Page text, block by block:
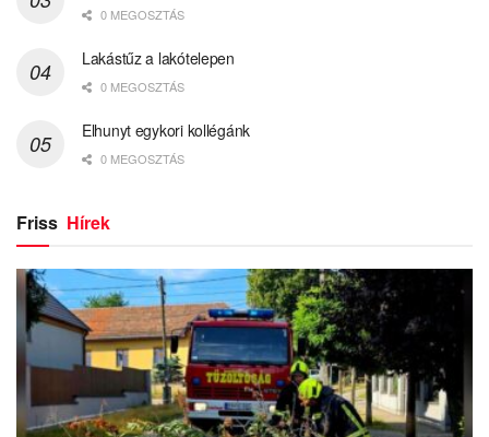
0 MEGOSZTÁS
Lakástűz a lakótelepen
0 MEGOSZTÁS
Elhunyt egykori kollégánk
0 MEGOSZTÁS
Friss Hírek